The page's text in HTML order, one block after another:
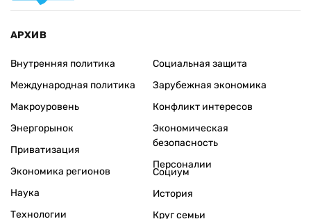
АРХИВ
Внутренняя политика
Международная политика
Макроуровень
Энергорынок
Приватизация
Экономика регионов
Социальная защита
Зарубежная экономика
Конфликт интересов
Экономическая
безопасность
Персоналии
Наука
Технологии
Социум
История
Круг семьи